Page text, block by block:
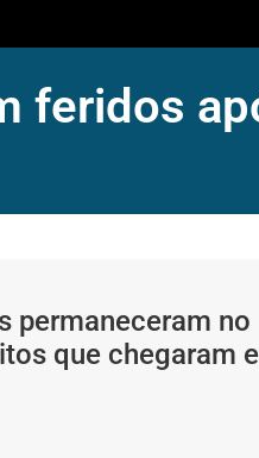
feridos
permaneceram no
que chegaram